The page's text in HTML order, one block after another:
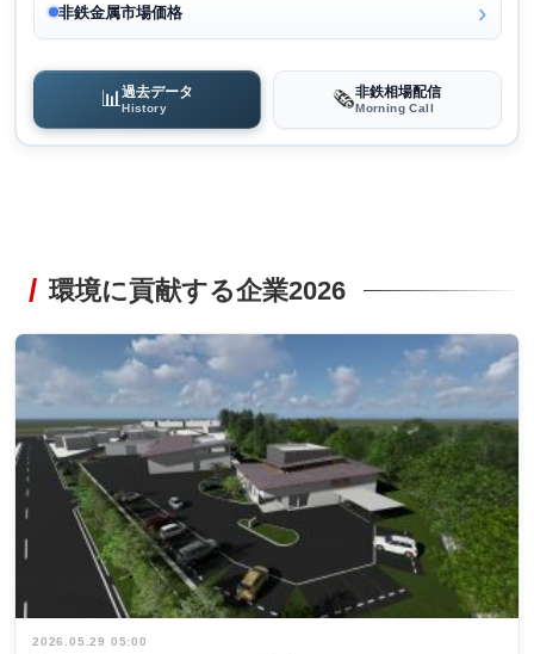
非鉄金属市場価格
📊過去データ
History 🗞️非鉄相場配信
Morning Call
環境に貢献する企業2026
2026.05.29 05:00